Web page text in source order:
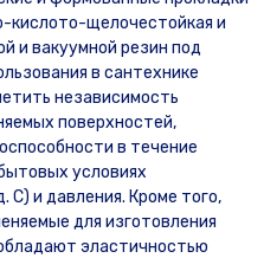
щелочестойкая и
и вакуумной резин под
в сантехнике
независимость
поверхностей,
в течение
условиях
С) и давления. Кроме того,
для изготовления
эластичностью